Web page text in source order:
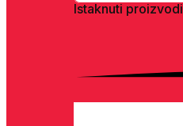
Istaknuti proizvodi